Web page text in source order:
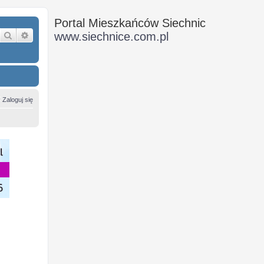
Szukaj Wyszukiwanie zaawansowane
Zaloguj się
Portal Mieszkańców Siechnic
www.siechnice.com.pl